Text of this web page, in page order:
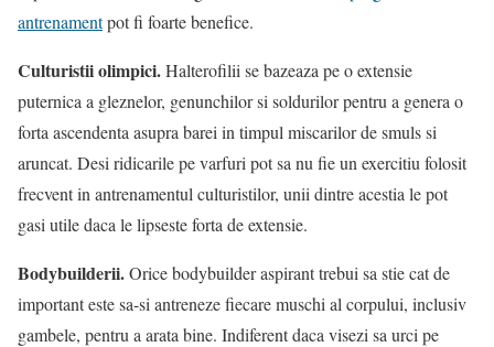
antrenamentpot fi foarte benefice.
Culturistii olimpici.Halterofilii se bazeaza pe o extensie
puternica a gleznelor, genunchilor si soldurilor pentru a genera o
forta ascendenta asupra barei in timpul miscarilor de smuls si
aruncat. Desi ridicarile pe varfuri pot sa nu fie un exercitiu folosit
frecvent in antrenamentul culturistilor, unii dintre acestia le pot
gasi utile daca le lipseste forta de extensie.
Bodybuilderii.Orice bodybuilder aspirant trebui sa stie cat de
important este sa-si antreneze fiecare muschi al corpului, inclusiv
gambele, pentru a arata bine. Indiferent daca visezi sa urci pe